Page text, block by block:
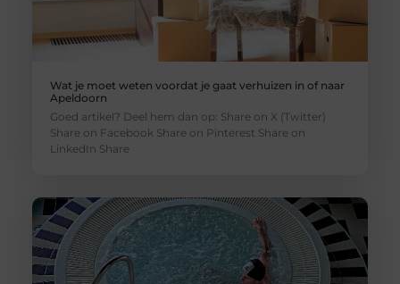
Wat je moet weten voordat je gaat verhuizen in of naar
Apeldoorn
Goed artikel? Deel hem dan op: Share on X (Twitter)
Share on Facebook Share on Pinterest Share on
LinkedIn Share